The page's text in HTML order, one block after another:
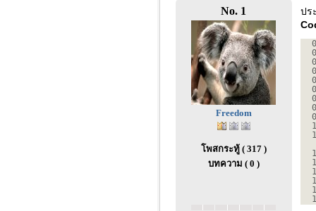
No. 1
Freedom
โพสกระทู้ ( 317 )
บทความ ( 0 )
ปร